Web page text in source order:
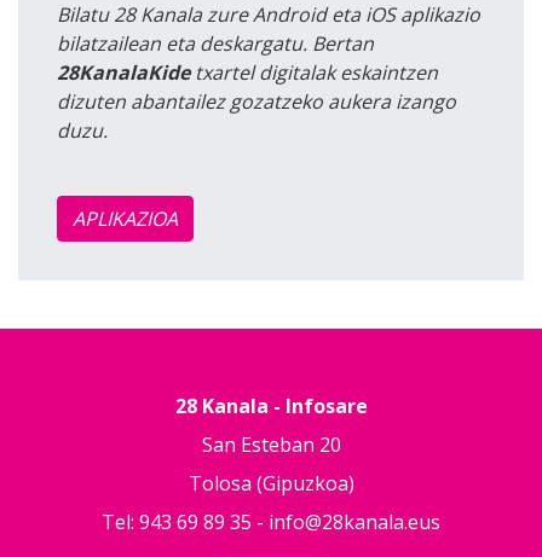
Bilatu 28 Kanala zure Android eta iOS aplikazio
bilatzailean eta deskargatu. Bertan
28KanalaKidetxartel digitalak eskaintzen
dizuten abantailez gozatzeko aukera izango
duzu.
APLIKAZIOA
28 Kanala - Infosare
San Esteban 20
Tolosa (Gipuzkoa)
Tel: 943 69 89 35 - info@28kanala.eus